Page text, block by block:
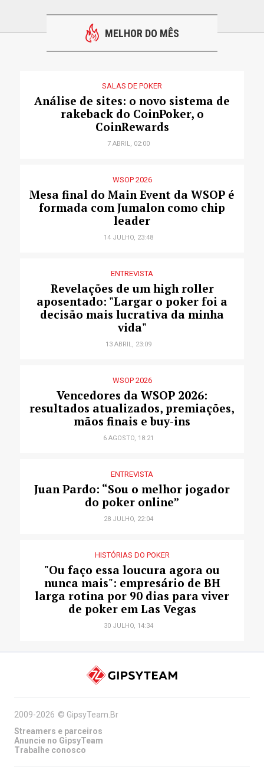
MELHOR DO MÊS
SALAS DE POKER
Análise de sites: o novo sistema de
rakeback do CoinPoker, o
CoinRewards
7 ABRIL, 02:00
WSOP 2026
Mesa final do Main Event da WSOP é
formada com Jumalon como chip
leader
14 JULHO, 23:48
ENTREVISTA
Revelações de um high roller
aposentado: "Largar o poker foi a
decisão mais lucrativa da minha
vida"
13 ABRIL, 23:09
WSOP 2026
Vencedores da WSOP 2026:
resultados atualizados, premiações,
mãos finais e buy-ins
6 AGOSTO, 18:21
ENTREVISTA
Juan Pardo: “Sou o melhor jogador
do poker online”
28 JULHO, 22:04
HISTÓRIAS DO POKER
"Ou faço essa loucura agora ou
nunca mais": empresário de BH
larga rotina por 90 dias para viver
de poker em Las Vegas
30 JULHO, 14:34
2009-2026 © GipsyTeam.Br
Streamers e parceiros
Anuncie no GipsyTeam
Trabalhe conosco